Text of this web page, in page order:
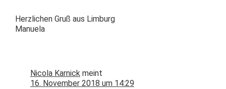
Her­zlichen Gruß aus Limburg
Manuela
Nicola Karnick meint
16. November 2018 um 14:29